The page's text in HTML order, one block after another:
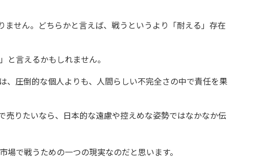
せん。どちらかと言えば、戦うというより「耐える」存在
と言えるかもしれません。
、圧倒的な個人よりも、人間らしい不完全さの中で責任を果
売りたいなら、日本的な遠慮や控えめな姿勢ではなかなか伝
で戦うための一つの現実なのだと思います。